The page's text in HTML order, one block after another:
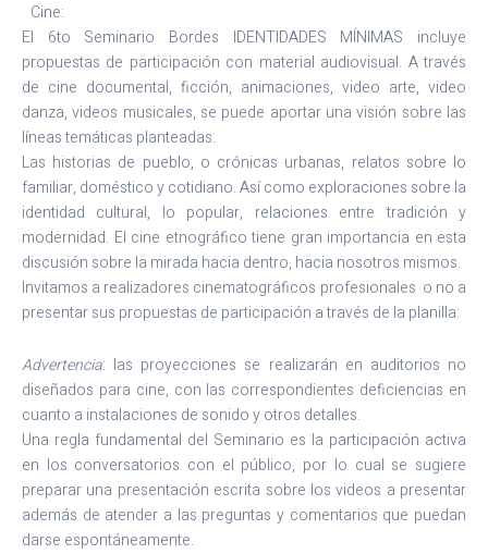
Cine:
El 6to Seminario Bordes IDENTIDADES MÍNIMAS incluye
propuestas de participación con material audiovisual. A través
de cine documental, ficción, animaciones, video arte, video
danza, videos musicales, se puede aportar una visión sobre las
líneas temáticas planteadas.
Las historias de pueblo, o crónicas urbanas, relatos sobre lo
familiar, doméstico y cotidiano. Así como exploraciones sobre la
identidad cultural, lo popular, relaciones entre tradición y
modernidad. El cine etnográfico tiene gran importancia en esta
discusión sobre la mirada hacia dentro, hacia nosotros mismos.
Invitamos a realizadores cinematográficos profesionales o no a
presentar sus propuestas de participación a través de la planilla:
Advertencia: las proyecciones se realizarán en auditorios no
diseñados para cine, con las correspondientes deficiencias en
cuanto a instalaciones de sonido y otros detalles.
Una regla fundamental del Seminario es la participación activa
en los conversatorios con el público, por lo cual se sugiere
preparar una presentación escrita sobre los videos a presentar
además de atender a las preguntas y comentarios que puedan
darse espontáneamente.